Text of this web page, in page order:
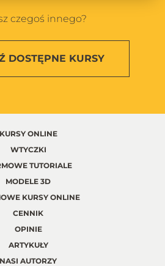
czegoś innego?
DOSTĘPNE KURSY
KURSY ONLINE
WTYCZKI
TUTORIALE
MODELE 3D
KURSY ONLINE
CENNIK
OPINIE
ARTYKUŁY
NASI AUTORZY